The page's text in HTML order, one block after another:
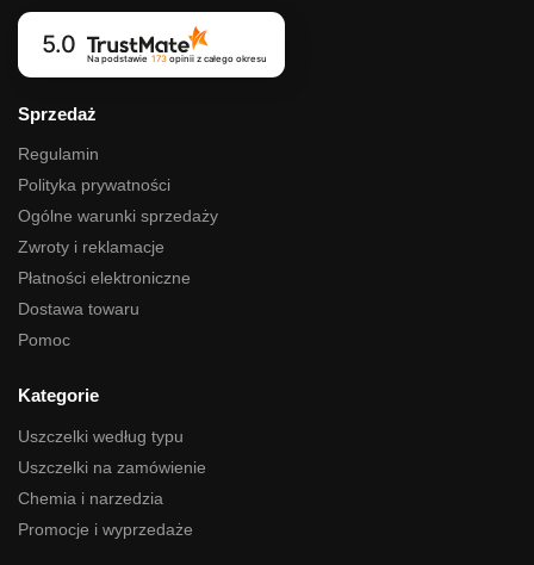
5.0
Na podstawie 173opinii z całego okresu
Sprzedaż
Regulamin
Polityka prywatności
Ogólne warunki sprzedaży
Zwroty i reklamacje
Płatności elektroniczne
Dostawa towaru
Pomoc
Kategorie
Uszczelki według typu
Uszczelki na zamówienie
Chemia i narzedzia
Promocje i wyprzedaże